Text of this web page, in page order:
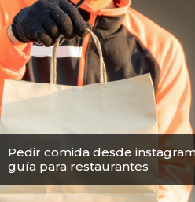
Pedir comida desde
guía para restaurantes